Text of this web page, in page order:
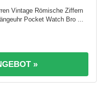
Vintage Römische Ziffern
Pocket Watch Bro ...
»